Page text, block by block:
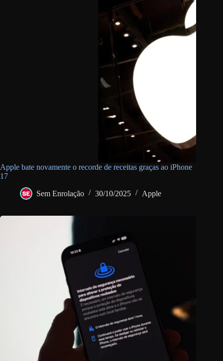
Apple bate novamente o recorde de receitas graças ao iPhone
17
Sem Enrolação 30/10/2025 Apple